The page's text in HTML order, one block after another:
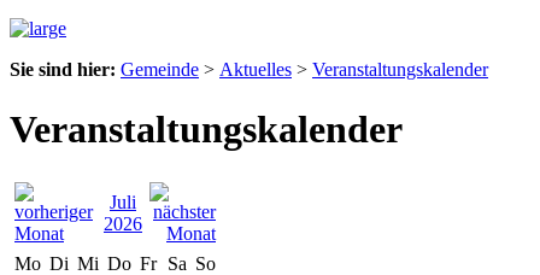
Sie sind hier: Gemeinde > Aktuelles > Veranstaltungskalender
Veranstaltungskalender
Juli
2026
Mo Di Mi Do Fr Sa So